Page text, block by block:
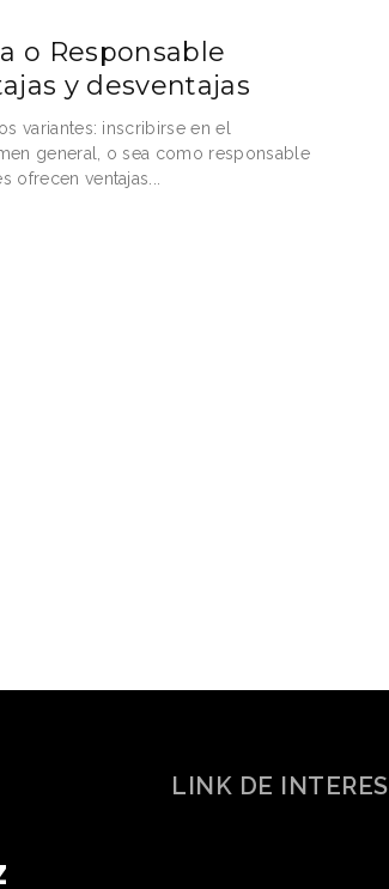
o Responsable
y desventajas
variantes: inscribirse en el
general, o sea como responsable
ofrecen ventajas...
LINK DE INTERES